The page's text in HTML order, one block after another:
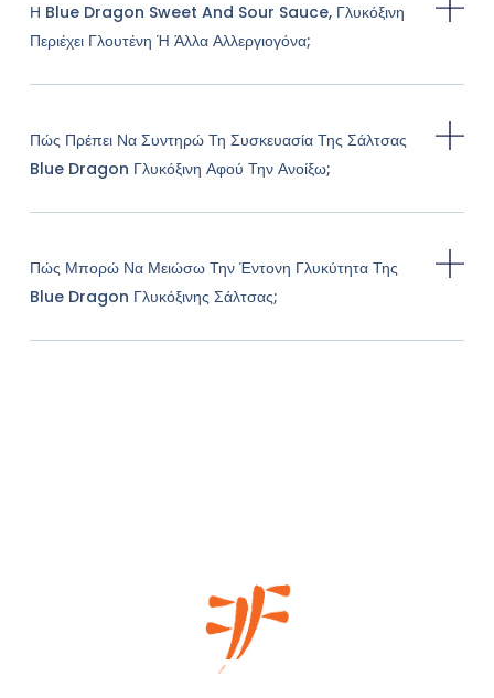
Η Blue Dragon Sweet And Sour Sauce, Γλυκόξινη
Περιέχει Γλουτένη Ή Άλλα Αλλεργιογόνα;
Πώς Πρέπει Να Συντηρώ Τη Συσκευασία Της Σάλτσας
Blue Dragon Γλυκόξινη Αφού Την Ανοίξω;
Πώς Μπορώ Να Μειώσω Την Έντονη Γλυκύτητα Της
Blue Dragon Γλυκόξινης Σάλτσας;